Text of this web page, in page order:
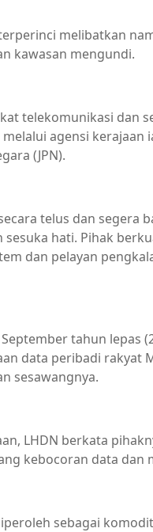
melibatkan
kawasan mengundi.
telekomunikasi dan
agensi kerajaan
(JPN).
telus dan segera
hati. Pihak
dan pelayan
tahun lepas
data peribadi rakyat
sesawangnya.
LHDN berkata
kebocoran data dan
sebagai